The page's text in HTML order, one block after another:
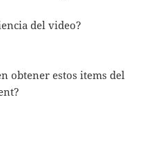
del video?
obtener estos items del